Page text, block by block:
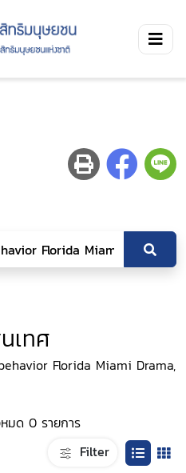
เทศ
Florida Miami Drama,
มด 0 รายการ
Filter